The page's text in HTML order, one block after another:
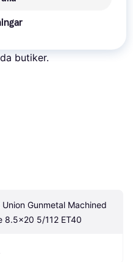
Machined Face
butiker.
Union Gunmetal Machined
8.5x20 5/112 ET40